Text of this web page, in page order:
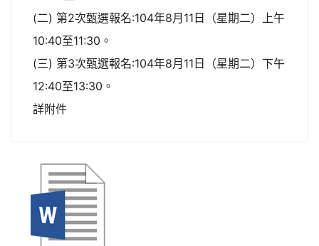
(二) 第2次甄選報名:104年8月11日（星期二）上午
10:40至11:30。
(三) 第3次甄選報名:104年8月11日（星期二）下午
12:40至13:30。
詳附件